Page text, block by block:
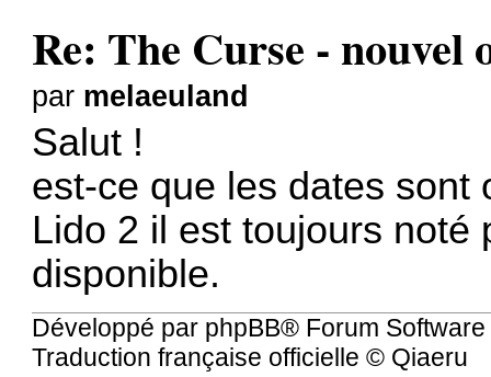
Re: The Curse - nouvel
par melaeuland
Salut !
est-ce que les dates sont
Lido 2 il est toujours noté
disponible.
Développé par phpBB® Forum
Traduction française officielle © Qiaeru